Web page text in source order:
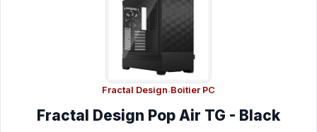
Fractal Design·Boitier PC
Fractal Design Pop Air TG - Black